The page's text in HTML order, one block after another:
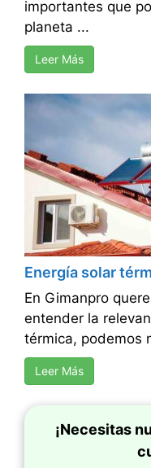
importantes que
planeta ...
Leer Más
Energía solar
En Gimanpro
entender la
térmica, podemos
Leer Más
¡Necesitas